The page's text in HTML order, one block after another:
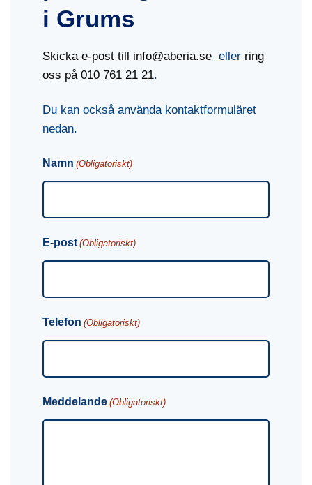
i Grums
Skicka e-post till info@aberia.se eller ring
oss på010 761 21 21.
Du kan också använda kontaktformuläret
nedan.
Namn (Obligatoriskt)
E-post (Obligatoriskt)
Telefon (Obligatoriskt)
Meddelande (Obligatoriskt)